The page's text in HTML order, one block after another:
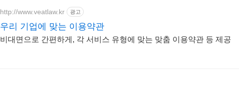
http://www.veatlaw.kr 광고
우리 기업에 맞는 이용약관
비대면으로 간편하게, 각 서비스 유형에 맞는 맞춤 이용약관 등 제공